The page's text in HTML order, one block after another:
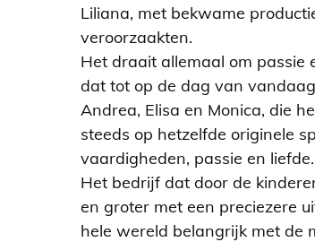
Liliana, met bekwame
veroorzaakten.
Het draait allemaal om passie
dat tot op de dag van
Andrea, Elisa en Monica, die
steeds op hetzelfde originele
vaardigheden, passie en liefde.
Het bedrijf dat door de
en groter met een preciezere
hele wereld belangrijk met de